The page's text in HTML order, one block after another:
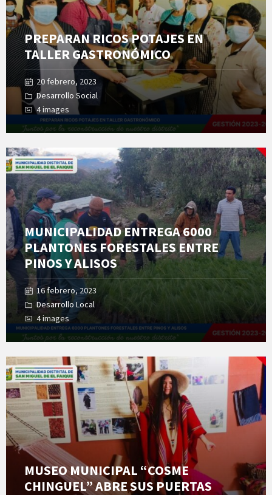
PREPARAN RICOS POTAJES EN
TALLER GASTRONÓMICO
20 febrero, 2023
Desarrollo Social
4 images
MUNICIPALIDAD ENTREGA 6000
PLANTONES FORESTALES ENTRE
PINOS Y ALISOS
16 febrero, 2023
Desarrollo Local
4 images
Open
Gallery
MUSEO MUNICIPAL “COSME
CHINGUEL” ABRE SUS PUERTAS
Open
Gallery